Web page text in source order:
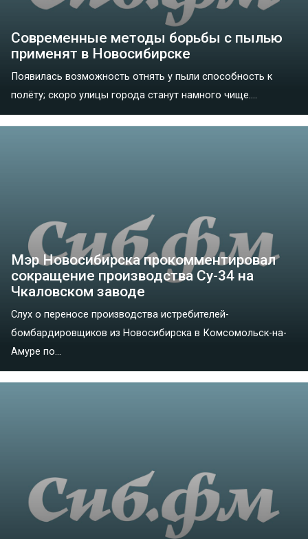
Современные методы борьбы с пылью
применят в Новосибирске
Появилась возможность отнять у пыли способность к
полёту; скоро улицы города станут намного чище....
Мэр Новосибирска прокомментировал
сокращение производства Су-34 на
Чкаловском заводе
Слух о переносе производства истребителей-
бомбардировщиков из Новосибирска в Комсомольск-на-
Амуре по...